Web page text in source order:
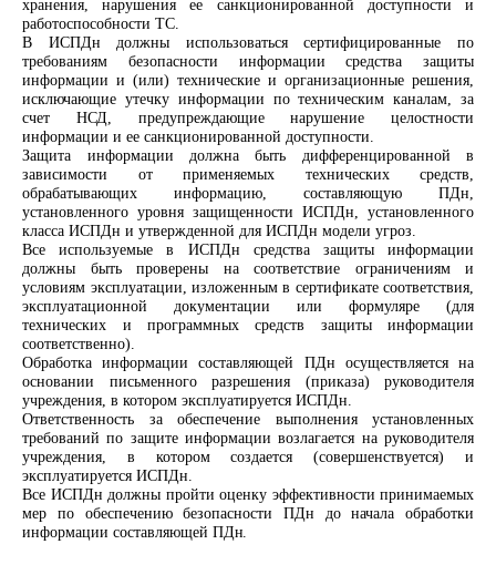
хранения, нарушения ее санкционированной доступности и
работоспособности ТС.
В ИСПДн должны использоваться сертифицированные по
требованиям безопасности информации средства защиты
информации и (или) технические и организационные решения,
исключающие утечку информации по техническим каналам, за
счет НСД, предупреждающие нарушение целостности
информации и ее санкционированной доступности.
Защита информации должна быть дифференцированной в
зависимости от применяемых технических средств,
обрабатывающих информацию, составляющую ПДн,
установленного уровня защищенности ИСПДн, установленного
класса ИСПДн и утвержденной для ИСПДн модели угроз.
Все используемые в ИСПДн средства защиты информации
должны быть проверены на соответствие ограничениям и
условиям эксплуатации, изложенным в сертификате соответствия,
эксплуатационной документации или формуляре (для
технических и программных средств защиты информации
соответственно).
Обработка информации составляющей ПДн осуществляется на
основании письменного разрешения (приказа) руководителя
учреждения, в котором эксплуатируется ИСПДн.
Ответственность за обеспечение выполнения установленных
требований по защите информации возлагается на руководителя
учреждения, в котором создается (совершенствуется) и
эксплуатируется ИСПДн.
Все ИСПДн должны пройти оценку эффективности принимаемых
мер по обеспечению безопасности ПДн до начала обработки
информации составляющейПДн.